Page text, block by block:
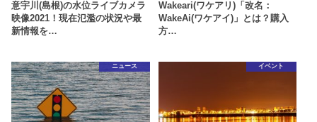
意宇川(島根)の水位ライブカメラ
映像2021！現在氾濫の状況や最
新情報を…
Wakeari(ワケアリ)「改名：
WakeAi(ワケアイ)」とは？購入
方…
ニュース イベント